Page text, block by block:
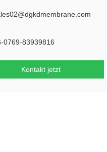
0769-83939816
Kontakt jetzt